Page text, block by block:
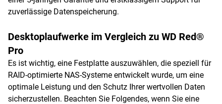
zuverlässige Datenspeicherung.
Desktoplaufwerke im Vergleich zu WD Red®
Pro
Es ist wichtig, eine Festplatte auszuwählen, die speziell für
RAID-optimierte NAS-Systeme entwickelt wurde, um eine
optimale Leistung und den Schutz Ihrer wertvollen Daten
sicherzustellen. Beachten Sie Folgendes, wenn Sie eine